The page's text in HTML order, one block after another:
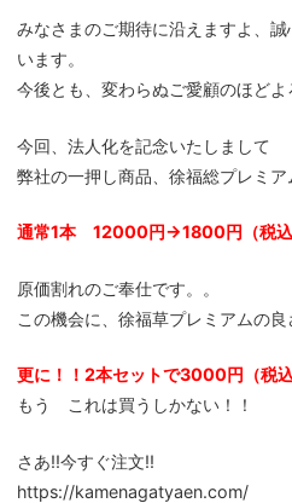
みなさまのご期待に沿えますよ、
います。
今後とも、変わらぬご愛顧のほどよ
今回、法人化を記念いたしまして
弊社の一押し商品、徐福総プレミア
通常1本 12000円→1800円（税込
原価割れのご奉仕です。。
この機会に、徐福草プレミアムの良
更に！！2本セットで3000円（税込
もう これは買うしかない！！
さあ!!今すぐ注文!!
https://kamenagatyaen.com/